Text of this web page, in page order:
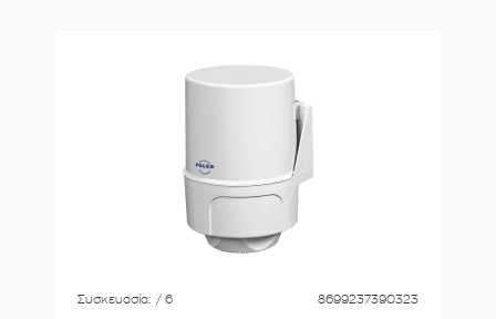
Συσκευασία: / 6 8699237390323